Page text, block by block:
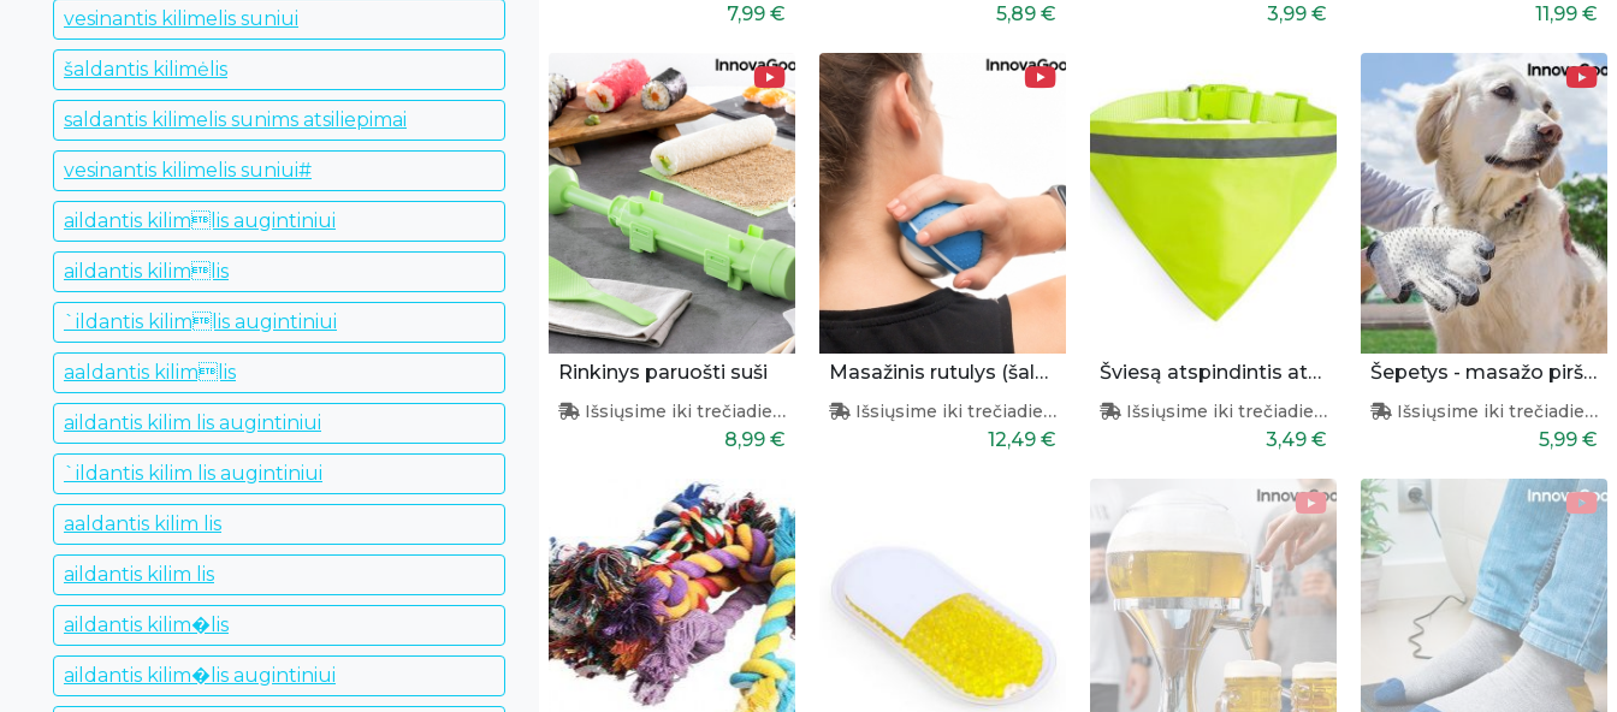
vesinantis kilimelis suniui
šaldantis kilimėlis
saldantis kilimelis sunims atsiliepimai
vesinantis kilimelis suniui#
aildantis kilimlis augintiniui
aildantis kilimlis
`ildantis kilimlis augintiniui
aaldantis kilimlis
aildantis kilim lis augintiniui
`ildantis kilim lis augintiniui
aaldantis kilim lis
aildantis kilim lis
aildantis kilim�lis
aildantis kilim�lis augintiniui
7,99 € 5,89 € 3,99 € 11,99 €
Rinkinys paruošti suši
Išsiųsime iki trečiadienio
8,99 €
Masažinis rutulys (šaldantis)
Išsiųsime iki trečiadienio
12,49 €
Šviesą atspindintis atšvaitas šunims
Išsiųsime iki trečiadienio
3,49 €
Šepetys - masažo pirštinės augintiniui
Išsiųsime iki trečiadienio
5,99 €